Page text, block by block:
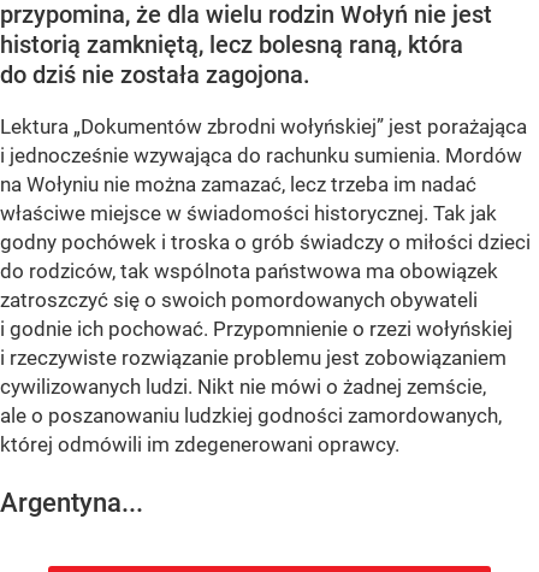
przypomina, że dla wielu rodzin Wołyń nie jest
historią zamkniętą, lecz bolesną raną, która
do dziś nie została zagojona.
Lektura „Dokumentów zbrodni wołyńskiej” jest porażająca
i jednocześnie wzywająca do rachunku sumienia. Mordów
na Wołyniu nie można zamazać, lecz trzeba im nadać
właściwe miejsce w świadomości historycznej. Tak jak
godny pochówek i troska o grób świadczy o miłości dzieci
do rodziców, tak wspólnota państwowa ma obowiązek
zatroszczyć się o swoich pomordowanych obywateli
i godnie ich pochować. Przypomnienie o rzezi wołyńskiej
i rzeczywiste rozwiązanie problemu jest zobowiązaniem
cywilizowanych ludzi. Nikt nie mówi o żadnej zemście,
ale o poszanowaniu ludzkiej godności zamordowanych,
której odmówili im zdegenerowani oprawcy.
Argentyna...